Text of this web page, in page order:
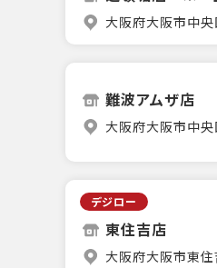
大阪府大阪市中
難波アムザ店
大阪府大阪市中
デジロー
東住吉店
大阪府大阪市東